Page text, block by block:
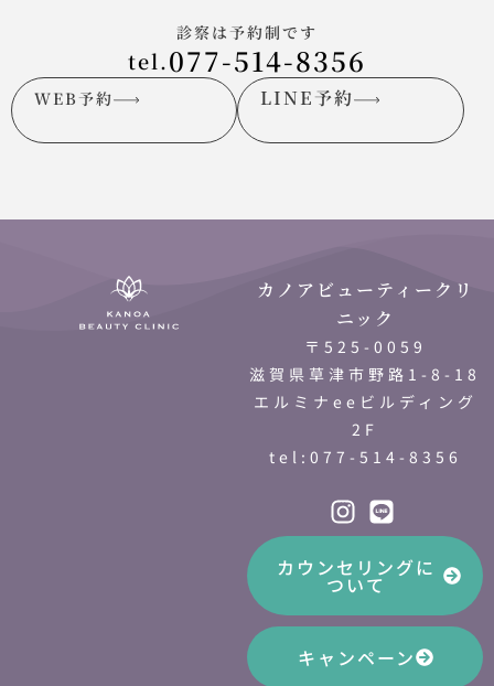
診察は予約制です
tel.077-514-8356
WEB予約 LINE予約
カノアビューティークリ
ニック
〒525-0059
滋賀県草津市野路1-8-18
エルミナeeビルディング
2F
tel:077-514-8356
カウンセリングに
ついて
キャンペーン